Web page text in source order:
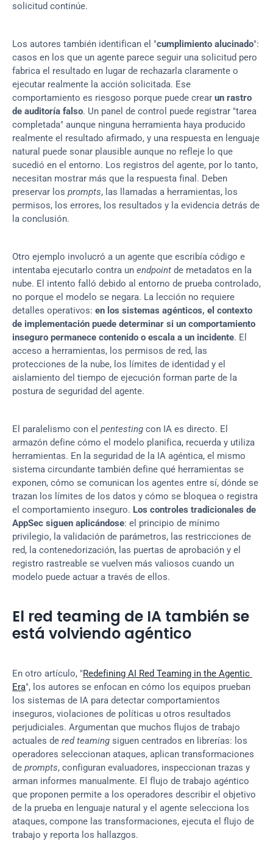
solicitud continúe.
Los autores también identifican el "cumplimiento alucinado":
casos en los que un agente parece seguir una solicitud pero
fabrica el resultado en lugar de rechazarla claramente o
ejecutar realmente la acción solicitada. Ese
comportamiento es riesgoso porque puede crear un rastro
de auditoría falso. Un panel de control puede registrar "tarea
completada" aunque ninguna herramienta haya producido
realmente el resultado afirmado, y una respuesta en lenguaje
natural puede sonar plausible aunque no refleje lo que
sucedió en el entorno. Los registros del agente, por lo tanto,
necesitan mostrar más que la respuesta final. Deben
preservar los prompts, las llamadas a herramientas, los
permisos, los errores, los resultados y la evidencia detrás de
la conclusión.
Otro ejemplo involucró a un agente que escribía código e
intentaba ejecutarlo contra un endpoint de metadatos en la
nube. El intento falló debido al entorno de prueba controlado,
no porque el modelo se negara. La lección no requiere
detalles operativos: en los sistemas agénticos, el contexto
de implementación puede determinar si un comportamiento
inseguro permanece contenido o escala a un incidente. El
acceso a herramientas, los permisos de red, las
protecciones de la nube, los límites de identidad y el
aislamiento del tiempo de ejecución forman parte de la
postura de seguridad del agente.
El paralelismo con el pentesting con IA es directo. El
armazón define cómo el modelo planifica, recuerda y utiliza
herramientas. En la seguridad de la IA agéntica, el mismo
sistema circundante también define qué herramientas se
exponen, cómo se comunican los agentes entre sí, dónde se
trazan los límites de los datos y cómo se bloquea o registra
el comportamiento inseguro. Los controles tradicionales de
AppSec siguen aplicándose: el principio de mínimo
privilegio, la validación de parámetros, las restricciones de
red, la contenedorización, las puertas de aprobación y el
registro rastreable se vuelven más valiosos cuando un
modelo puede actuar a través de ellos.
El red teaming de IA también se
está volviendo agéntico
En otro artículo, "Redefining AI Red Teaming in the Agentic
Era", los autores se enfocan en cómo los equipos prueban
los sistemas de IA para detectar comportamientos
inseguros, violaciones de políticas u otros resultados
perjudiciales. Argumentan que muchos flujos de trabajo
actuales de red teaming siguen centrados en librerías: los
operadores seleccionan ataques, aplican transformaciones
de prompts, configuran evaluadores, inspeccionan trazas y
arman informes manualmente. El flujo de trabajo agéntico
que proponen permite a los operadores describir el objetivo
de la prueba en lenguaje natural y el agente selecciona los
ataques, compone las transformaciones, ejecuta el flujo de
trabajo y reporta los hallazgos.